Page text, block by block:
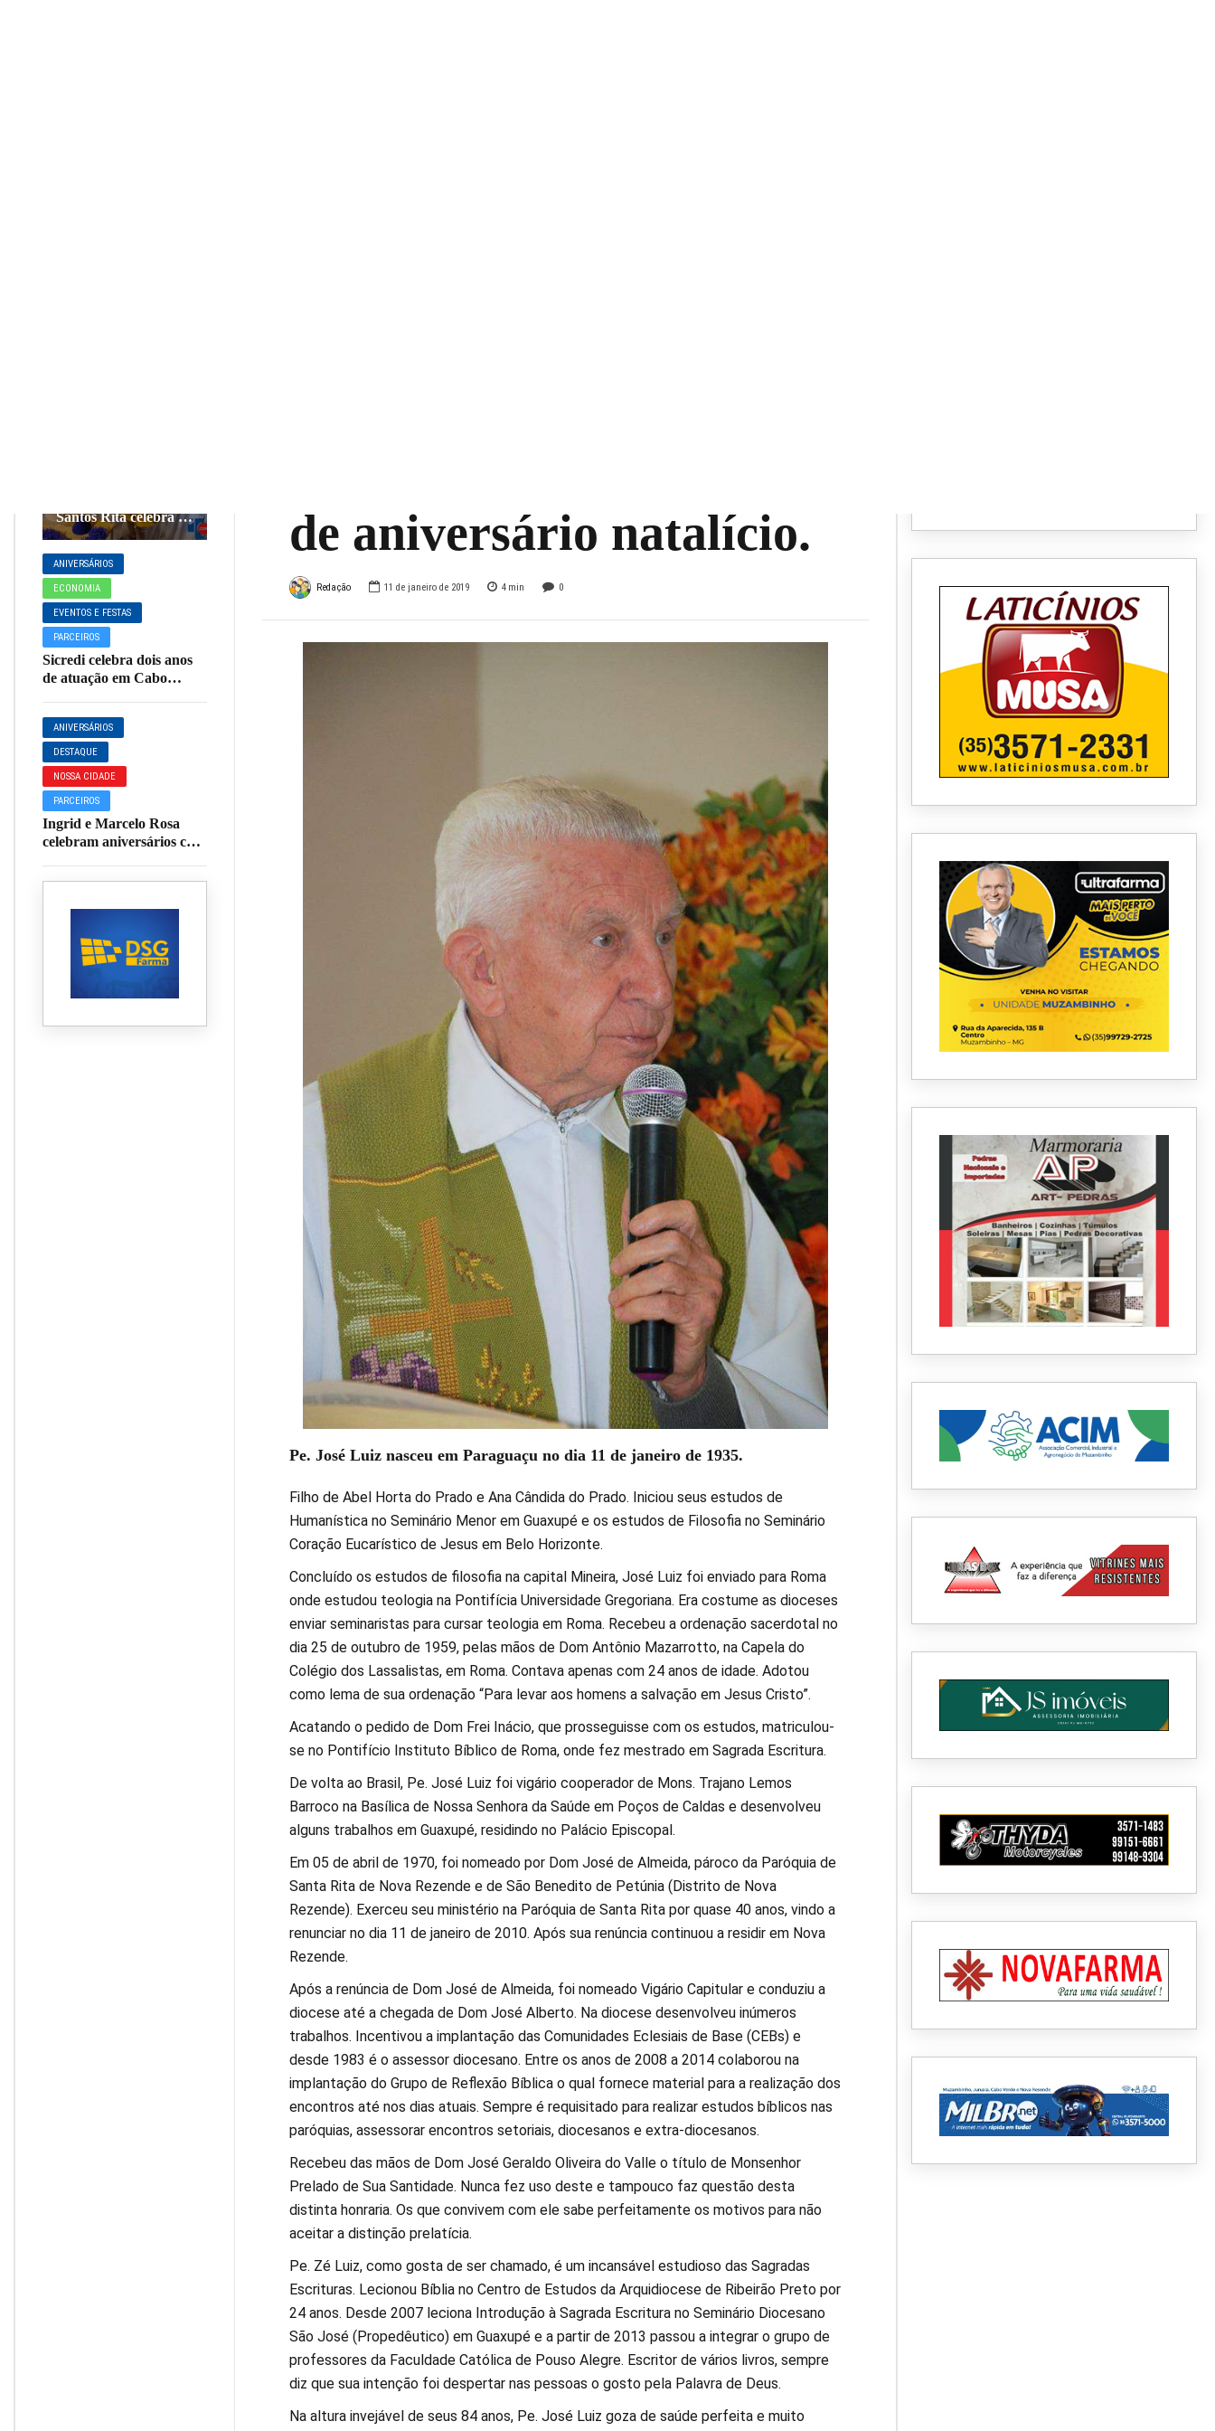
Santos Ritá celebra 40
anos entre amigos
ANIVERSÁRIOS
ECONOMIA
EVENTOS E FESTAS
PARCEIROS
Sicredi celebra dois anos
de atuação em Cabo
ANIVERSÁRIOS
DESTAQUE
NOSSA CIDADE
PARCEIROS
Ingrid e Marcelo Rosa
celebram aniversários com
Muzambinho
de aniversário natalício.
Redação 11 de janeiro de 2019 4 min 0
Pe. José Luiz nasceu em Paraguaçu no dia 11 de janeiro de 1935.
Filho de Abel Horta do Prado e Ana Cândida do Prado. Iniciou seus estudos de
Humanística no Seminário Menor em Guaxupé e os estudos de Filosofia no Seminário
Coração Eucarístico de Jesus em Belo Horizonte.
Concluído os estudos de filosofia na capital Mineira, José Luiz foi enviado para Roma
onde estudou teologia na Pontifícia Universidade Gregoriana. Era costume as dioceses
enviar seminaristas para cursar teologia em Roma. Recebeu a ordenação sacerdotal no
dia 25 de outubro de 1959, pelas mãos de Dom Antônio Mazarrotto, na Capela do
Colégio dos Lassalistas, em Roma. Contava apenas com 24 anos de idade. Adotou
como lema de sua ordenação “Para levar aos homens a salvação em Jesus Cristo”.
Acatando o pedido de Dom Frei Inácio, que prosseguisse com os estudos, matriculou-
se no Pontifício Instituto Bíblico de Roma, onde fez mestrado em Sagrada Escritura.
De volta ao Brasil, Pe. José Luiz foi vigário cooperador de Mons. Trajano Lemos
Barroco na Basílica de Nossa Senhora da Saúde em Poços de Caldas e desenvolveu
alguns trabalhos em Guaxupé, residindo no Palácio Episcopal.
Em 05 de abril de 1970, foi nomeado por Dom José de Almeida, pároco da Paróquia de
Santa Rita de Nova Rezende e de São Benedito de Petúnia (Distrito de Nova
Rezende). Exerceu seu ministério na Paróquia de Santa Rita por quase 40 anos, vindo a
renunciar no dia 11 de janeiro de 2010. Após sua renúncia continuou a residir em Nova
Rezende.
Após a renúncia de Dom José de Almeida, foi nomeado Vigário Capitular e conduziu a
diocese até a chegada de Dom José Alberto. Na diocese desenvolveu inúmeros
trabalhos. Incentivou a implantação das Comunidades Eclesiais de Base (CEBs) e
desde 1983 é o assessor diocesano. Entre os anos de 2008 a 2014 colaborou na
implantação do Grupo de Reflexão Bíblica o qual fornece material para a realização dos
encontros até nos dias atuais. Sempre é requisitado para realizar estudos bíblicos nas
paróquias, assessorar encontros setoriais, diocesanos e extra-diocesanos.
Recebeu das mãos de Dom José Geraldo Oliveira do Valle o título de Monsenhor
Prelado de Sua Santidade. Nunca fez uso deste e tampouco faz questão desta
distinta honraria. Os que convivem com ele sabe perfeitamente os motivos para não
aceitar a distinção prelatícia.
Pe. Zé Luiz, como gosta de ser chamado, é um incansável estudioso das Sagradas
Escrituras. Lecionou Bíblia no Centro de Estudos da Arquidiocese de Ribeirão Preto por
24 anos. Desde 2007 leciona Introdução à Sagrada Escritura no Seminário Diocesano
São José (Propedêutico) em Guaxupé e a partir de 2013 passou a integrar o grupo de
professores da Faculdade Católica de Pouso Alegre. Escritor de vários livros, sempre
diz que sua intenção foi despertar nas pessoas o gosto pela Palavra de Deus.
Na altura invejável de seus 84 anos, Pe. José Luiz goza de saúde perfeita e muito